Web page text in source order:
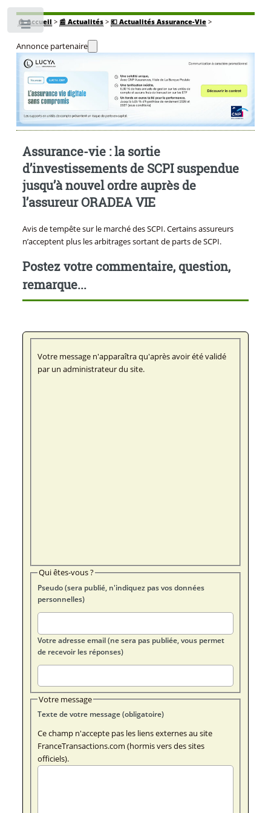
🏠Accueil > 📰 Actualités> 💶 Actualités Assurance-Vie>
Annonce partenaire
Assurance-vie : la sortie
d’investissements de SCPI suspendue
jusqu’à nouvel ordre auprès de
l’assureur ORADEA VIE
Avis de tempête sur le marché des SCPI. Certains assureurs
n’acceptent plus les arbitrages sortant de parts de SCPI.
Postez votre commentaire, question,
remarque...
Votre message n'apparaîtra qu'après avoir été validé
par un administrateur du site.
Qui êtes-vous ?
Pseudo (sera publié, n'indiquez pas vos données
personnelles)
Votre adresse email (ne sera pas publiée, vous permet
de recevoir les réponses)
Votre message
Texte de votre message (obligatoire)
Ce champ n'accepte pas les liens externes au site
FranceTransactions.com (hormis vers des sites
officiels).
Toggle